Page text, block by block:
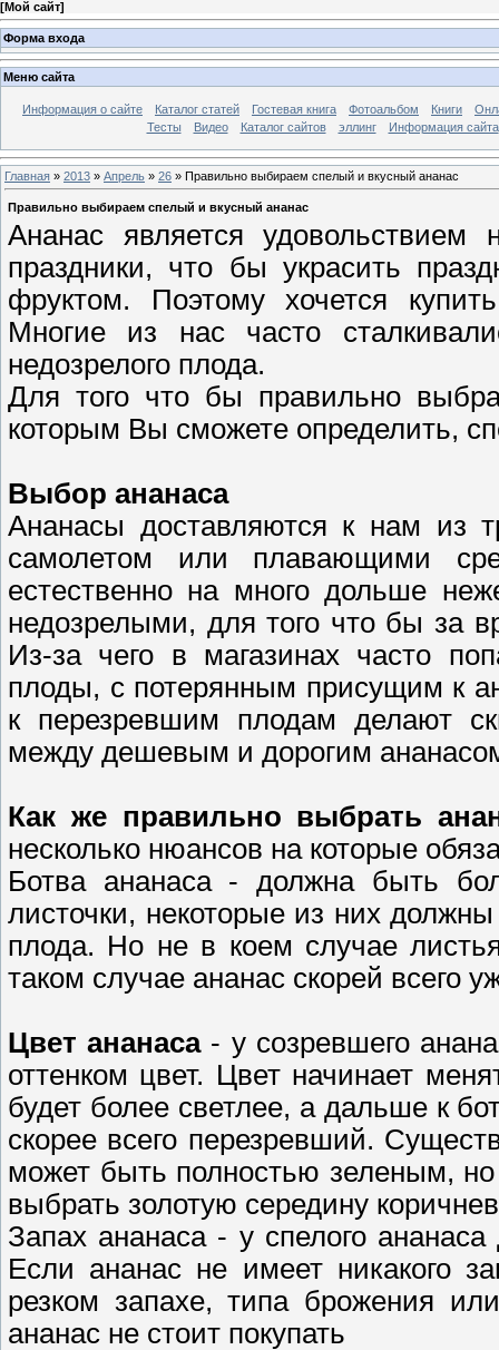
[Мой сайт]
Форма входа
Меню сайта
Информация о сайте Каталог статей Гостевая книга Фотоальбом Книги
Тесты
Видео Каталог сайтов эллинг Информация сайта
Главная » 2013 » Апрель » 26 » Правильно выбираем спелый и вкусный ананас
Правильно выбираем спелый и вкусный ананас
Ананас является
праздники, что бы украсить
фруктом. Поэтому хочется
Многие из нас часто
недозрелого плода.
Для того что бы правильно
которым Вы сможете определить,
Выбор ананаса
Ананасы доставляются к нам из
самолетом или плавающими
естественно на много дольше
недозрелыми, для того что бы за
Из-за чего в магазинах часто
плоды, с потерянным присущим к
к перезревшим плодам делают
между дешевым и дорогим
Как же правильно выбрать
несколько нюансов на которые
Ботва ананаса - должна быть
листочки, некоторые из них
плода. Но не в коем случае
таком случае ананас скорей всего
Цвет ананаса- у созревшего
оттенком цвет. Цвет начинает
будет более светлее, а дальше к
скорее всего перезревший.
может быть полностью зеленым,
выбрать золотую середину
Запах ананаса - у спелого
Если ананас не имеет никакого
резком запахе, типа брожения
ананас не стоит покупать